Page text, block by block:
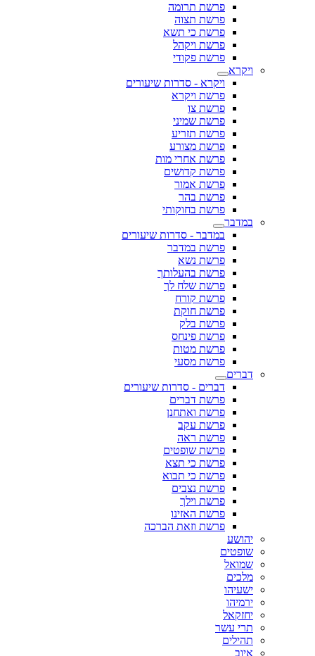
פרשת תרומה
פרשת תצוה
פרשת כי תשא
פרשת ויקהל
פרשת פקודי
ויקרא
ויקרא - סדרות שיעורים
פרשת ויקרא
פרשת צו
פרשת שמיני
פרשת תזריע
פרשת מצורע
פרשת אחרי מות
פרשת קדושים
פרשת אמור
פרשת בהר
פרשת בחוקותי
במדבר
במדבר - סדרות שיעורים
פרשת במדבר
פרשת נשא
פרשת בהעלותך
פרשת שלח לך
פרשת קורח
פרשת חוקת
פרשת בלק
פרשת פינחס
פרשת מטות
פרשת מסעי
דברים
דברים - סדרות שיעורים
פרשת דברים
פרשת ואתחנן
פרשת עקב
פרשת ראה
פרשת שופטים
פרשת כי תצא
פרשת כי תבוא
פרשת נצבים
פרשת וילך
פרשת האזינו
פרשת וזאת הברכה
יהושע
שופטים
שמואל
מלכים
ישעיהו
ירמיהו
יחזקאל
תרי עשר
תהילים
איוב